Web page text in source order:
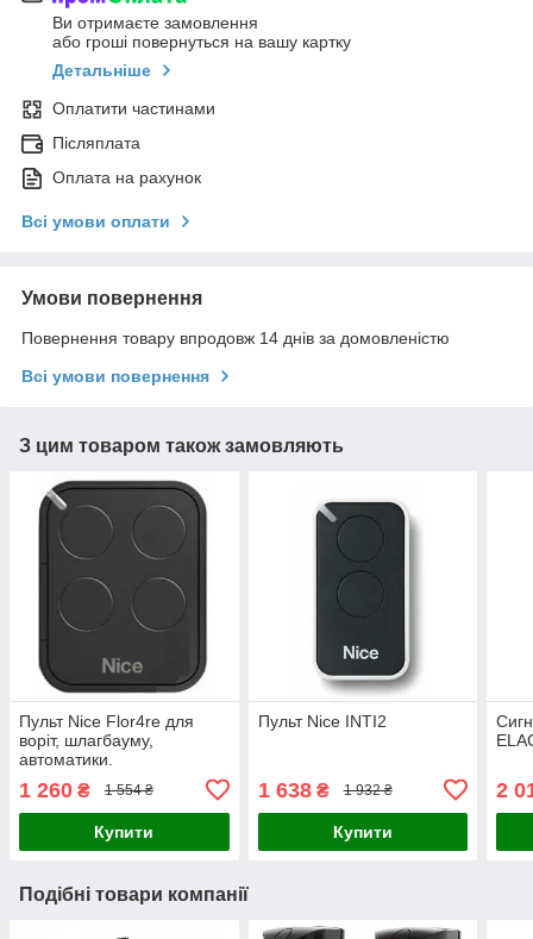
Ви отримаєте замовлення
або гроші повернуться на вашу картку
Детальніше
Оплатити частинами
Післяплата
Оплата на рахунок
Всі умови оплати
Умови повернення
Повернення товару впродовж 14 днів за домовленістю
Всі умови повернення
З цим товаром також замовляють
Пульт Nice Flor4re для
воріт, шлагбауму,
автоматики.
1 260 ₴ 1 554 ₴
Купити
Пульт Nice INTI2
1 638₴ 1 932 ₴
Купити
2
Подібні товари компанії